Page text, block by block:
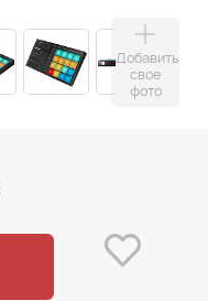
Добавить
свое
фото